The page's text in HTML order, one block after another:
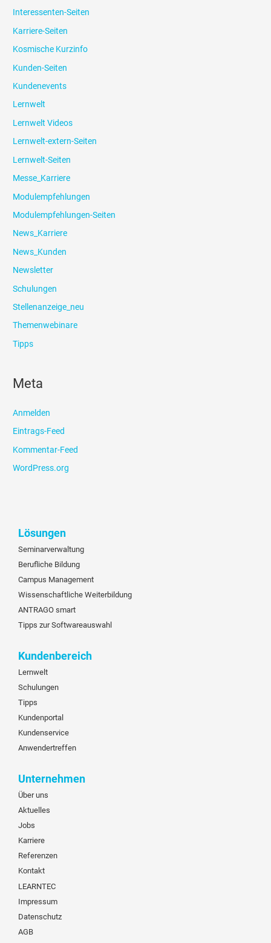
Interessenten-Seiten
Karriere-Seiten
Kosmische Kurzinfo
Kunden-Seiten
Kundenevents
Lernwelt
Lernwelt Videos
Lernwelt-extern-Seiten
Lernwelt-Seiten
Messe_Karriere
Modulempfehlungen
Modulempfehlungen-Seiten
News_Karriere
News_Kunden
Newsletter
Schulungen
Stellenanzeige_neu
Themenwebinare
Tipps
Meta
Anmelden
Eintrags-Feed
Kommentar-Feed
WordPress.org
Lösungen
Seminarverwaltung
Berufliche Bildung
Campus Management
Wissenschaftliche Weiterbildung
ANTRAGO smart
Tipps zur Softwareauswahl
Kundenbereich
Lernwelt
Schulungen
Tipps
Kundenportal
Kundenservice
Anwendertreffen
Unternehmen
Über uns
Aktuelles
Jobs
Karriere
Referenzen
Kontakt
LEARNTEC
Impressum
Datenschutz
AGB